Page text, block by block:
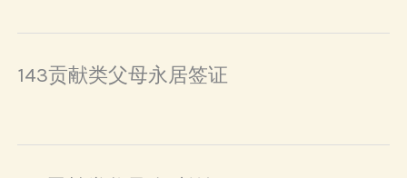
143贡献类父母永居签证